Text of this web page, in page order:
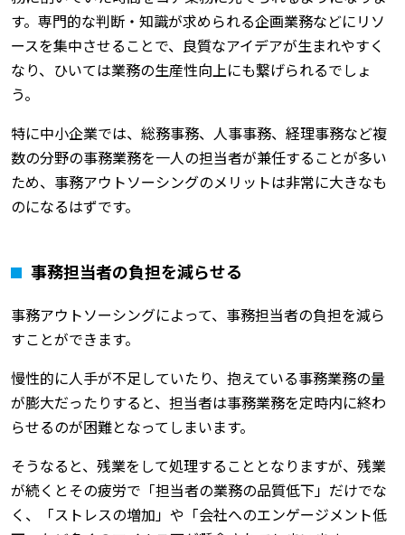
す。専門的な判断・知識が求められる企画業務などにリソ
ースを集中させることで、良質なアイデアが生まれやすく
なり、ひいては業務の生産性向上にも繋げられるでしょ
う。
特に中小企業では、総務事務、人事事務、経理事務など複
数の分野の事務業務を一人の担当者が兼任することが多い
ため、事務アウトソーシングのメリットは非常に大きなも
のになるはずです。
事務担当者の負担を減らせる
事務アウトソーシングによって、事務担当者の負担を減ら
すことができます。
慢性的に人手が不足していたり、抱えている事務業務の量
が膨大だったりすると、担当者は事務業務を定時内に終わ
らせるのが困難となってしまいます。
そうなると、残業をして処理することとなりますが、残業
が続くとその疲労で「担当者の業務の品質低下」だけでな
く、「ストレスの増加」や「会社へのエンゲージメント低